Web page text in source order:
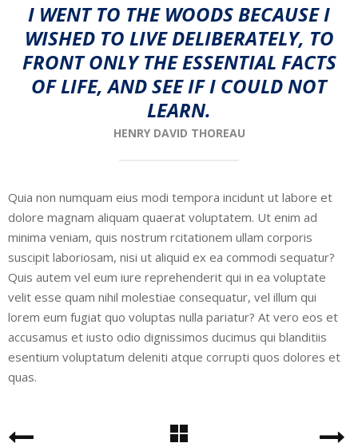
I WENT TO THE WOODS BECAUSE I
WISHED TO LIVE DELIBERATELY, TO
FRONT ONLY THE ESSENTIAL FACTS
OF LIFE, AND SEE IF I COULD NOT
LEARN.
HENRY DAVID THOREAU
Quia non numquam eius modi tempora incidunt ut labore et
dolore magnam aliquam quaerat voluptatem. Ut enim ad
minima veniam, quis nostrum rcitationem ullam corporis
suscipit laboriosam, nisi ut aliquid ex ea commodi sequatur?
Quis autem vel eum iure reprehenderit qui in ea voluptate
velit esse quam nihil molestiae consequatur, vel illum qui
lorem eum fugiat quo voluptas nulla pariatur? At vero eos et
accusamus et iusto odio dignissimos ducimus qui blanditiis
esentium voluptatum deleniti atque corrupti quos dolores et
quas.